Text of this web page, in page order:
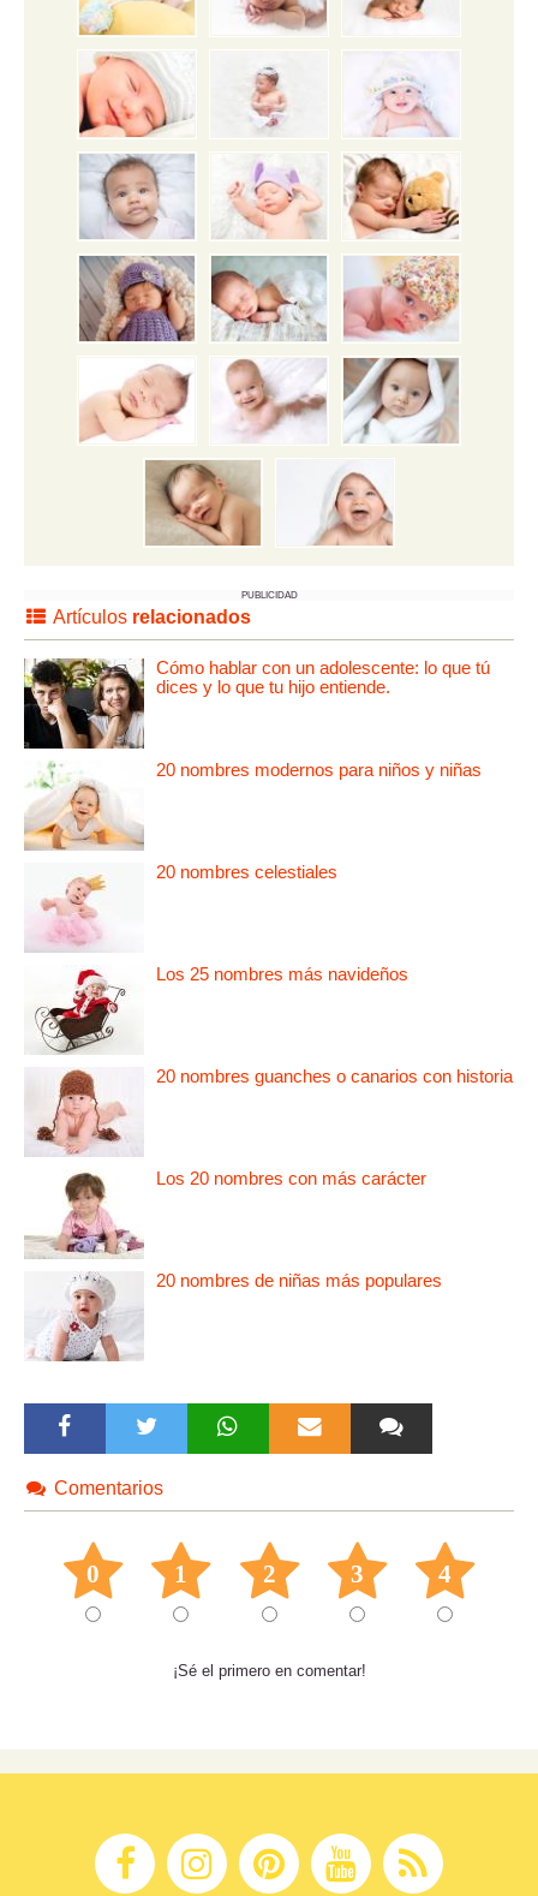
PUBLICIDAD
Artículos relacionados
Cómo hablar con un adolescente: lo que tú
dices y lo que tu hijo entiende.
20 nombres modernos para niños y niñas
20 nombres celestiales
Los 25 nombres más navideños
20 nombres guanches o canarios con historia
Los 20 nombres con más carácter
20 nombres de niñas más populares
Comentarios
0 1 2 3 4
¡Sé el primero en comentar!